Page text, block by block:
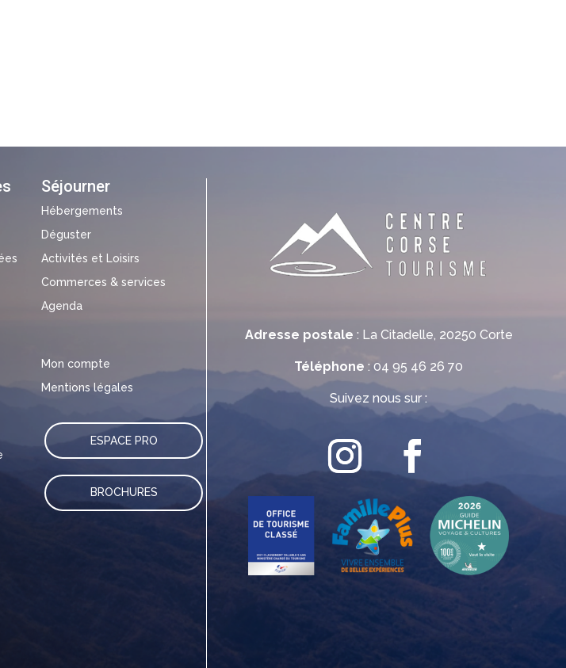
Adresse postale : La Citadelle, 20250 Corte
Téléphone : 04 95 46 26 70
Suivez nous sur :
Séjourner
Hébergements
Déguster
Activités et Loisirs
Commerces & services
Agenda
Mon compte
Mentions légales
ESPACE PRO
BROCHURES